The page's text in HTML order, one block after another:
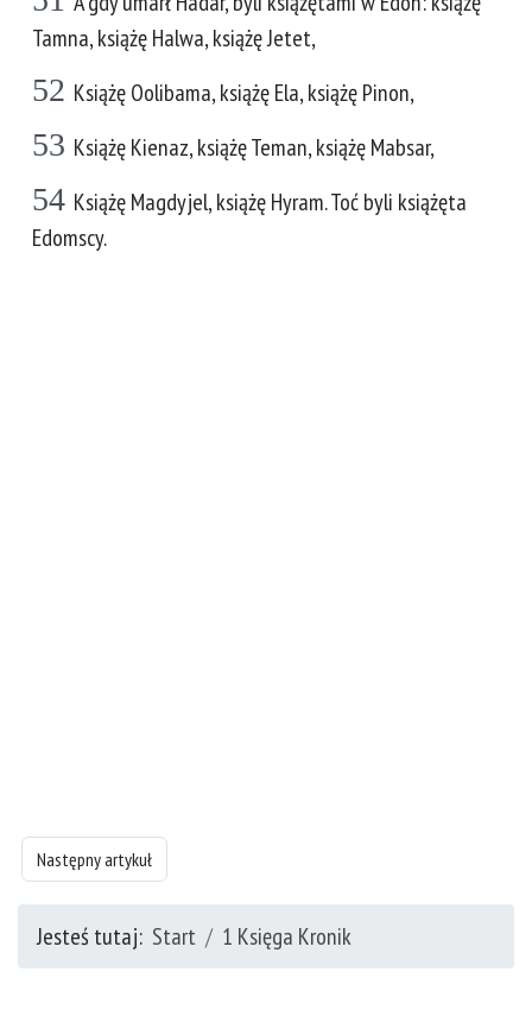
Tamna, książę Halwa, książę Jetet,
52 Książę Oolibama, książę Ela, książę Pinon,
53 Książę Kienaz, książę Teman, książę Mabsar,
54 Książę Magdyjel, książę Hyram. Toć byli książęta
Edomscy.
Następny artykuł: 1 Księgę Kronik - rozdział 2
Następny artykuł
Jesteś tutaj: Start 1 Księga Kronik